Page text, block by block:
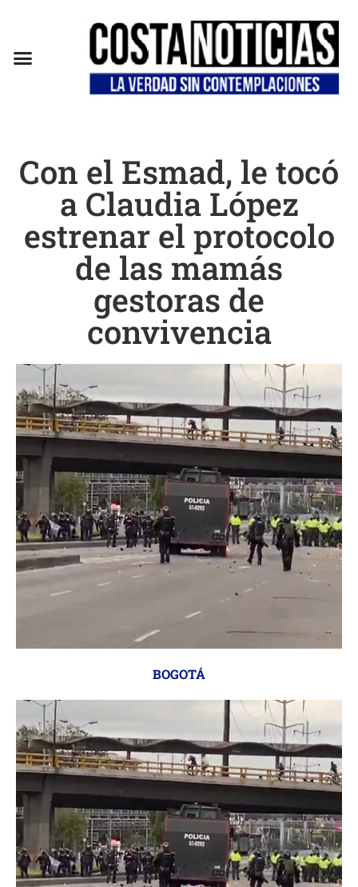
Con el Esmad, le tocó
a Claudia López
estrenar el protocolo
de las mamás
gestoras de
convivencia
BOGOTÁ